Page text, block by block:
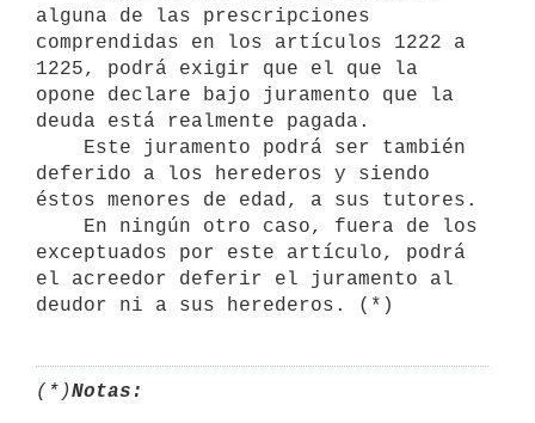
alguna de las prescripciones
comprendidas en los artículos 1222 a
1225, podrá exigir que el que la
opone declare bajo juramento que la
deuda está realmente pagada.
deferido a los herederos y siendo
éstos menores de edad, a sus tutores.
exceptuados por este artículo, podrá
el acreedor deferir el juramento al
(*)Notas: